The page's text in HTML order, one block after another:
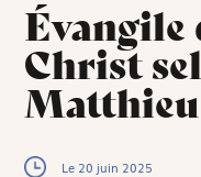
Évangile
Christ
Matthieu
Le 20 juin 2025